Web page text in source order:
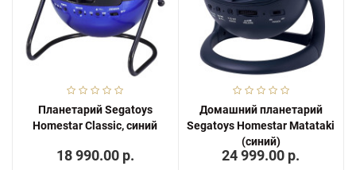
Планетарий Segatoys
Homestar Classic, синий
18 990.00 р.
Домашний планетарий
Segatoys Homestar Matataki
(синий)
24 999.00 р.